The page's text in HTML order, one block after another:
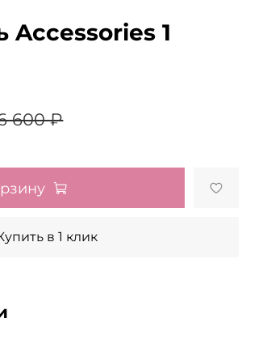
Accessories 1
600 ₽
в 1 клик